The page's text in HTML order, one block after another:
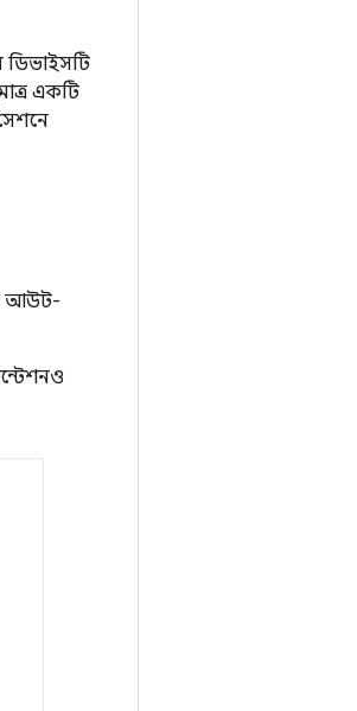
ডিভাইসটি
একটি
আউট-